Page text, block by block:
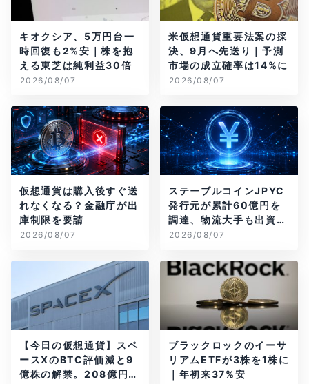
キオクシア、5万円台一
時回復も2%安｜株を抱
える東芝は純利益30倍
2026/08/07
米仮想通貨重要法案の採
決、9月へ先送り｜予測
市場の成立確率は14%に
2026/08/07
仮想通貨は購入後すぐ送
れなくなる？金融庁が出
庫制限を要請
2026/08/07
ステーブルコインJPYC
発行元が累計60億円を
調達、物流大手も出資参
画
2026/08/07
【今日の仮想通貨】スペ
ースXのBTC評価減と9
億株の解禁。208億円相
ブラックロックのイーサ
リアムETFが3株を1株に
｜年初来37%安